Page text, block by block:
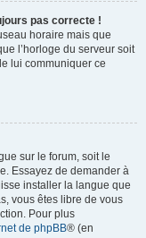
pas correcte !
horaire mais que
l’horloge du serveur soit
lui communiquer ce
sur le forum, soit le
Essayez de demander à
installer la langue que
vous êtes libre de vous
Pour plus
de phpBB® (en